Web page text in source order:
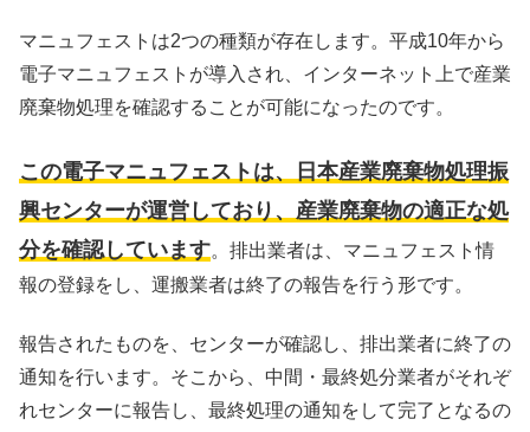
マニュフェストは2つの種類が存在します。平成10年から
電子マニュフェストが導入され、インターネット上で産業
廃棄物処理を確認することが可能になったのです。
この電子マニュフェストは、日本産業廃棄物処理振
興センターが運営しており、産業廃棄物の適正な処
分を確認しています。排出業者は、マニュフェスト情
報の登録をし、運搬業者は終了の報告を行う形です。
報告されたものを、センターが確認し、排出業者に終了の
通知を行います。そこから、中間・最終処分業者がそれぞ
れセンターに報告し、最終処理の通知をして完了となるの